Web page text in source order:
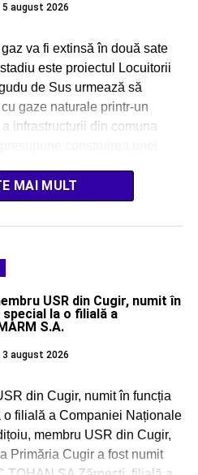
5 august 2026
va fi extinsă în două sate
este proiectul Locuitorii
de Sus urmează să
gaze naturale printr-un
infrastructurii din comuna
MAI MULT
USR din Cugir, numit în
la o filială a
S.A.
3 august 2026
din Cugir, numit în funcția
filială a Companiei Naționale
membru USR din Cugir,
Primăria Cugir a fost numit